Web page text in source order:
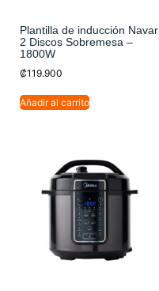
Plantilla de inducción Navar
2 Discos Sobremesa –
1800W
₡119.900
Añadir al carrito